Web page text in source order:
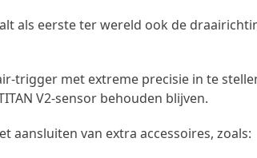
als eerste ter wereld ook de
trigger met extreme precisie in te
V2-sensor behouden blijven.
van extra accessoires, zoals: